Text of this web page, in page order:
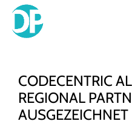
Skip
CODECENTRIC
REGIONAL
AUSGEZEICHNET